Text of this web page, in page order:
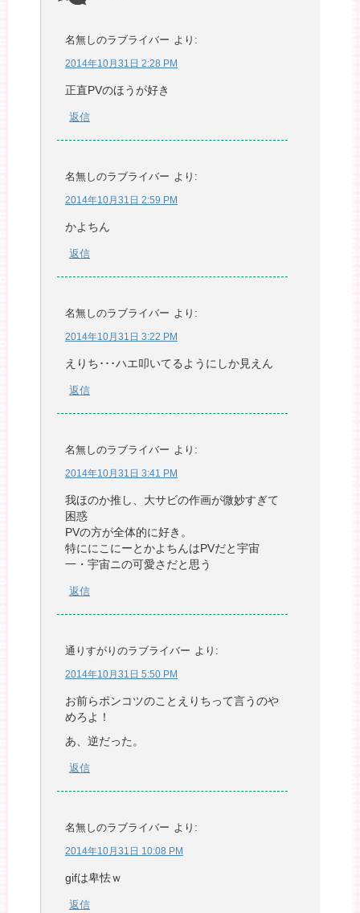
名無しのラブライバー より:
2014年10月31日 2:28 PM
正直PVのほうが好き
返信
名無しのラブライバー より:
2014年10月31日 2:59 PM
かよちん
返信
名無しのラブライバー より:
2014年10月31日 3:22 PM
えりち･･･ハエ叩いてるようにしか見えん
返信
名無しのラブライバー より:
2014年10月31日 3:41 PM
我ほのか推し、大サビの作画が微妙すぎて
困惑
PVの方が全体的に好き。
特ににこにーとかよちんはPVだと宇宙
一・宇宙ニの可愛さだと思う
返信
通りすがりのラブライバー より:
2014年10月31日 5:50 PM
お前らポンコツのことえりちって言うのや
めろよ！
あ、逆だった。
返信
名無しのラブライバー より:
2014年10月31日 10:08 PM
gifは卑怯ｗ
返信